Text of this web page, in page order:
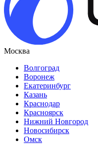
Москва
Волгоград
Воронеж
Екатеринбург
Казань
Краснодар
Красноярск
Нижний Новгород
Новосибирск
Омск